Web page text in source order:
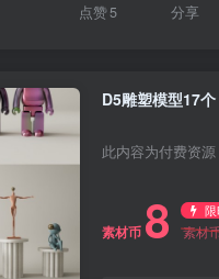
点赞5 分享
D5雕塑模型17个
此内容为付费资
素材币 8 素材